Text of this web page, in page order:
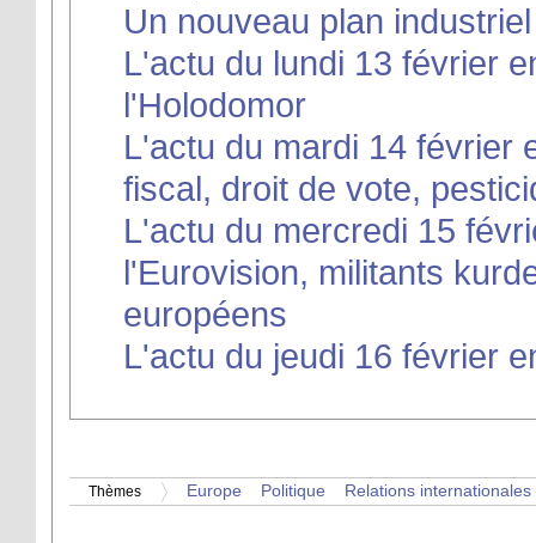
Un nouveau plan
L'actu du lundi 13 février
l'Holodomor
L'actu du mardi 14 février
fiscal, droit de vote,
L'actu du mercredi 15
l'Eurovision, militants
européens
L'actu du jeudi 16 février
Thèmes Europe Politique Relations internationales